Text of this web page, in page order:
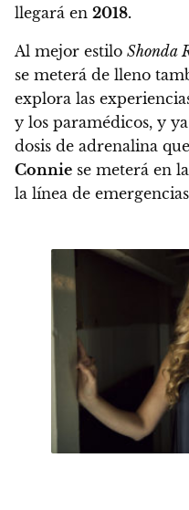
llegará en 2018.
Al mejor estilo Shonda
se meterá de lleno
explora las
y los paramédicos, y
dosis de adrenalina
Connie se meterá en
la línea de